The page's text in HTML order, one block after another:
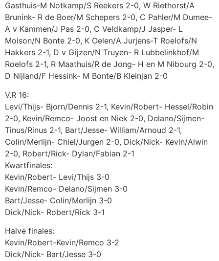
Gasthuis-M Notkamp/S Reekers 2-0, W Riethorst/A
Brunink- R de Boer/M Schepers 2-0, C Pahler/M Dumee-
A v Kammen/J Pas 2-0, C Veldkamp/J Jasper- L
Moison/N Bonte 2-0, K Oelen/A Jurjens-T Roelofs/N
Hakkers 2-1, D v Gijzen/N Truyen- R Lubbelinkhof/M
Roelofs 2-1, R Maathuis/R de Jong- H en M Nibourg 2-0,
D Nijland/F Hessink- M Bonte/B Kleinjan 2-0
V.R 16:
Levi/Thijs- Bjorn/Dennis 2-1, Kevin/Robert- Hessel/Robin
2-0, Kevin/Remco- Joost en Niek 2-0, Delano/Sijmen-
Tinus/Rinus 2-1, Bart/Jesse- William/Arnoud 2-1,
Colin/Merlijn- Chiel/Jurgen 2-0, Dick/Nick- Kevin/Alwin
2-0, Robert/Rick- Dylan/Fabian 2-1
Kwartfinales:
Kevin/Robert- Levi/Thijs 3-0
Kevin/Remco- Delano/Sijmen 3-0
Bart/Jesse- Colin/Merlijn 3-0
Dick/Nick- Robert/Rick 3-1
Halve finales:
Kevin/Robert-Kevin/Remco 3-2
Dick/Nick- Bart/Jesse 3-0